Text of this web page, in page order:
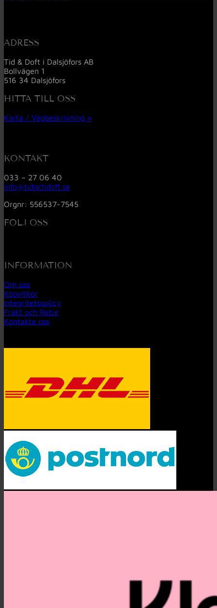
ADRESS
Tid & Doft i Dalsjöfors AB
Bollvägen 1
516 34 Dalsjöfors
HITTA TILL OSS
Karta / Vägbeskrivning »
KONTAKT
033 – 27 06 40
info@tidochdoft.se
Orgnr: 556537-7545
FÖLJ OSS
INFORMATION
Om oss
Köpvillkor
Integritetspolicy
Frakt och Retur
Kontakta oss